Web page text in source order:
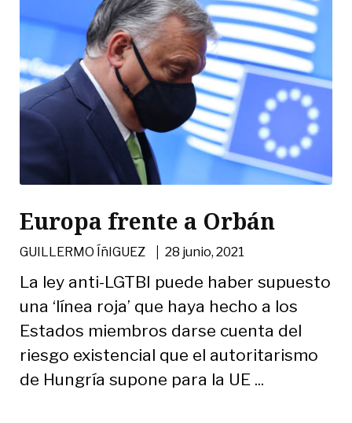
Europa frente a Orbán
GUILLERMO ÍñIGUEZ |28 junio, 2021
La ley anti-LGTBI puede haber supuesto
una ‘línea roja’ que haya hecho a los
Estados miembros darse cuenta del
riesgo existencial que el autoritarismo
de Hungría supone para la UE ...